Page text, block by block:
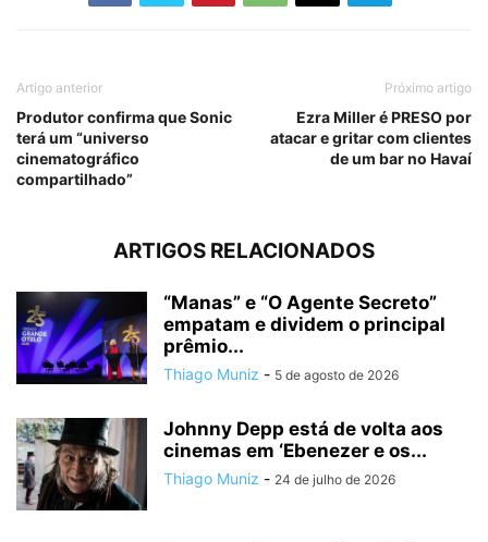
Artigo anterior
Produtor confirma que Sonic
terá um “universo
cinematográfico
compartilhado”
Próximo artigo
Ezra Miller é PRESO por
atacar e gritar com clientes
de um bar no Havaí
ARTIGOS RELACIONADOS
“Manas” e “O Agente Secreto”
empatam e dividem o principal
prêmio...
Thiago Muniz - 5 de agosto de 2026
Johnny Depp está de volta aos
cinemas em ‘Ebenezer e os...
Thiago Muniz - 24 de julho de 2026